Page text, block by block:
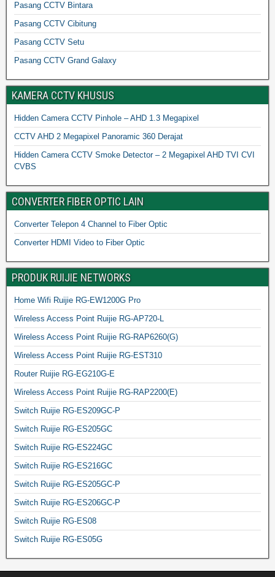
Pasang CCTV Bintara
Pasang CCTV Cibitung
Pasang CCTV Setu
Pasang CCTV Grand Galaxy
KAMERA CCTV KHUSUS
Hidden Camera CCTV Pinhole – AHD 1.3 Megapixel
CCTV AHD 2 Megapixel Panoramic 360 Derajat
Hidden Camera CCTV Smoke Detector – 2 Megapixel AHD TVI CVI
CVBS
CONVERTER FIBER OPTIC LAIN
Converter Telepon 4 Channel to Fiber Optic
Converter HDMI Video to Fiber Optic
PRODUK RUIJIE NETWORKS
Home Wifi Ruijie RG-EW1200G Pro
Wireless Access Point Ruijie RG-AP720-L
Wireless Access Point Ruijie RG-RAP6260(G)
Wireless Access Point Ruijie RG-EST310
Router Ruijie RG-EG210G-E
Wireless Access Point Ruijie RG-RAP2200(E)
Switch Ruijie RG-ES209GC-P
Switch Ruijie RG-ES205GC
Switch Ruijie RG-ES224GC
Switch Ruijie RG-ES216GC
Switch Ruijie RG-ES205GC-P
Switch Ruijie RG-ES206GC-P
Switch Ruijie RG-ES08
Switch Ruijie RG-ES05G